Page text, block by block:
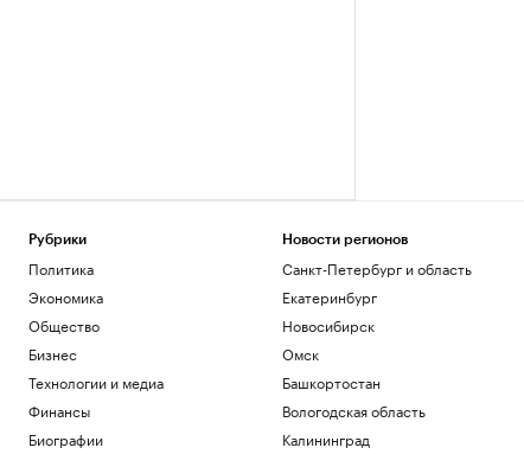
Рубрики
Политика
Экономика
Общество
Бизнес
Технологии и медиа
Финансы
Биографии
Новости регионов
Санкт-Петербург и область
Екатеринбург
Новосибирск
Омск
Башкортостан
Вологодская область
Калининград